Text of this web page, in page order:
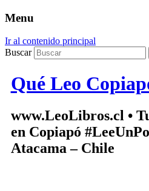
Menu
Ir al contenido principal
Buscar
Qué Leo
www.LeoLibros.cl •
en Copiapó
Atacama – Chile